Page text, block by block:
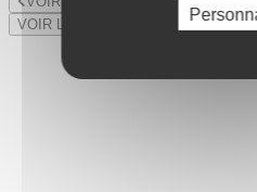
VOIR LE LOT SUIVANT